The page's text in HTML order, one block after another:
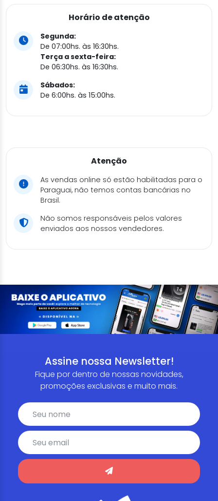
Horário de atenção
Segunda:
De 07:00hs. às 16:30hs.
Terça a sexta-feira:
De 06:30hs. às 16:30hs.
Sábados:
De 6:00hs. às 15:00hs.
Atenção
As vendas online só estão habilitadas para o
Paraguai, não temos contas bancárias no
Brasil.
Não somos responsáveis pelos valores
enviados aos nossos vendedores.
Assine nossa Newsletter!
Fique por dentro de nossas novidades,
promoções exclusivas e muito mais.